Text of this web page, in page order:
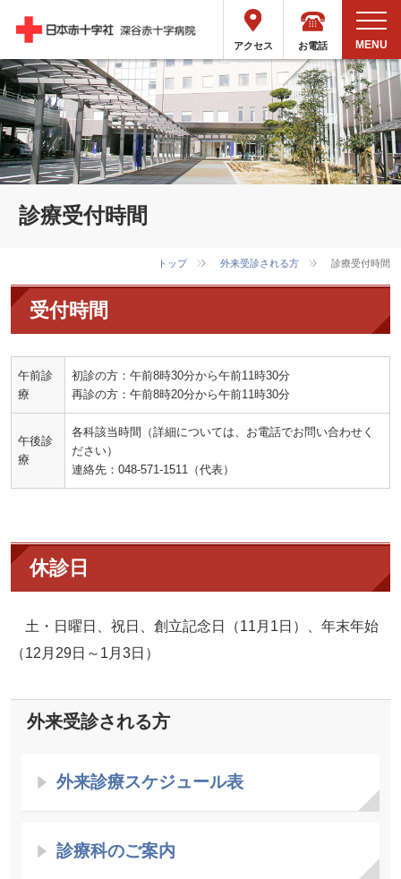
アクセス お電話
診療受付時間
トップ 外来受診される方 診療受付時間
受付時間
午前診
療
初診の方：午前8時30分から午前11時30分
再診の方：午前8時20分から午前11時30分
午後診
療
各科該当時間（詳細については、お電話でお問い合わせく
ださい）
連絡先：048-571-1511（代表）
休診日
土・日曜日、祝日、創立記念日（11月1日）、年末年始
（12月29日～1月3日）
外来受診される方
外来診療スケジュール表
診療科のご案内